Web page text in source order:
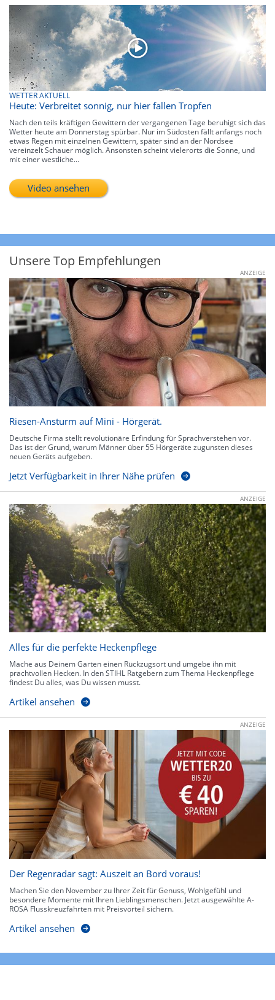
WETTER AKTUELL
Heute: Verbreitet sonnig, nur hier fallen Tropfen
Nach den teils kräftigen Gewittern der vergangenen Tage beruhigt sich das
Wetter heute am Donnerstag spürbar. Nur im Südosten fällt anfangs noch
etwas Regen mit einzelnen Gewittern, später sind an der Nordsee
vereinzelt Schauer möglich. Ansonsten scheint vielerorts die Sonne, und
mit einer westliche...
Video ansehen
Unsere Top Empfehlungen
ANZEIGE
Riesen-Ansturm auf Mini - Hörgerät.
Deutsche Firma stellt revolutionäre Erfindung für Sprachverstehen vor.
Das ist der Grund, warum Männer über 55 Hörgeräte zugunsten dieses
neuen Geräts aufgeben.
Jetzt Verfügbarkeit in Ihrer Nähe prüfen
ANZEIGE
Alles für die perfekte Heckenpflege
Mache aus Deinem Garten einen Rückzugsort und umgebe ihn mit
prachtvollen Hecken. In den STIHL Ratgebern zum Thema Heckenpflege
findest Du alles, was Du wissen musst.
Artikel ansehen
ANZEIGE
Der Regenradar sagt: Auszeit an Bord voraus!
Machen Sie den November zu Ihrer Zeit für Genuss, Wohlgefühl und
besondere Momente mit Ihren Lieblingsmenschen. Jetzt ausgewählte A-
ROSA Flusskreuzfahrten mit Preisvorteil sichern.
Artikel ansehen